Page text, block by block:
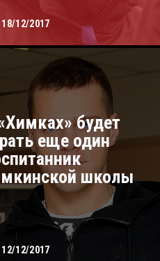
18/12/2017
12/12/2017
будет
еще один
школы